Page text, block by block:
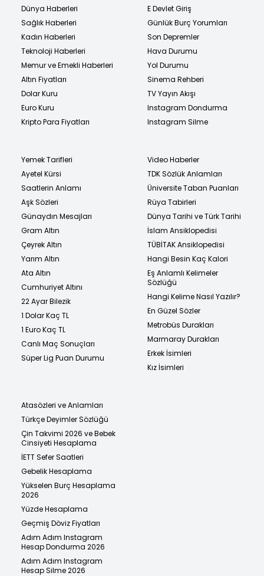
Dünya Haberleri
Sağlık Haberleri
Kadın Haberleri
Teknoloji Haberleri
Memur ve Emekli Haberleri
Altın Fiyatları
Dolar Kuru
Euro Kuru
Kripto Para Fiyatları
E Devlet Giriş
Günlük Burç Yorumları
Son Depremler
Hava Durumu
Yol Durumu
Sinema Rehberi
TV Yayın Akışı
Instagram Dondurma
Instagram Silme
Yemek Tarifleri
Ayetel Kürsi
Saatlerin Anlamı
Aşk Sözleri
Günaydın Mesajları
Gram Altın
Çeyrek Altın
Yarım Altın
Ata Altın
Cumhuriyet Altını
22 Ayar Bilezik
1 Dolar Kaç TL
1 Euro Kaç TL
Canlı Maç Sonuçları
Süper Lig Puan Durumu
Video Haberler
TDK Sözlük Anlamları
Üniversite Taban Puanları
Rüya Tabirleri
Dünya Tarihi ve Türk Tarihi
İslam Ansiklopedisi
TÜBİTAK Ansiklopedisi
Hangi Besin Kaç Kalori
Eş Anlamlı Kelimeler
Sözlüğü
Hangi Kelime Nasıl Yazılır?
En Güzel Sözler
Metrobüs Durakları
Marmaray Durakları
Erkek İsimleri
Kız İsimleri
Atasözleri ve Anlamları
Türkçe Deyimler Sözlüğü
Çin Takvimi 2026 ve Bebek
Cinsiyeti Hesaplama
İETT Sefer Saatleri
Gebelik Hesaplama
Yükselen Burç Hesaplama
2026
Yüzde Hesaplama
Geçmiş Döviz Fiyatları
Adım Adım Instagram
Hesap Dondurma 2026
Adım Adım Instagram
Hesap Silme 2026